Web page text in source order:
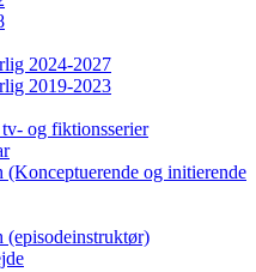
2024-2027
2019-2023
og fiktionsserier
og initierende